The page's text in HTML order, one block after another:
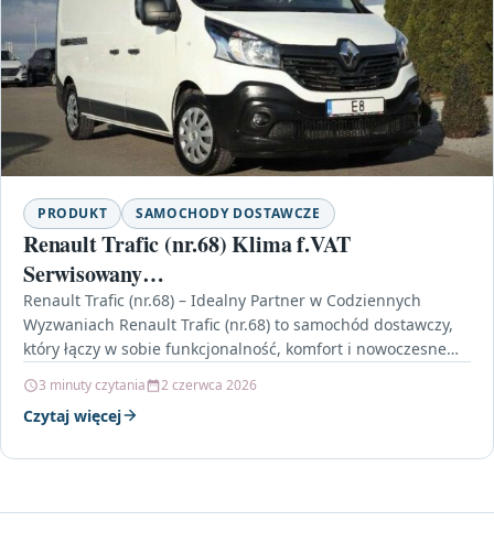
PRODUKT SAMOCHODY DOSTAWCZE
Renault Trafic (nr.68) Klima f.VAT
Serwisowany…
Renault Trafic (nr.68) – Idealny Partner w Codziennych
Wyzwaniach Renault Trafic (nr.68) to samochód dostawczy,
który łączy w sobie funkcjonalność, komfort i nowoczesne
3 minuty czytania 2 czerwca 2026
Czytaj więcej